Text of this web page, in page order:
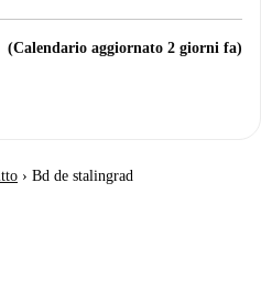
(Calendario aggiornato 2 giorni fa)
› Bd de stalingrad